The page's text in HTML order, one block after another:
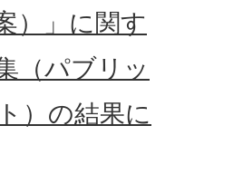
）」に関す
（パブリッ
）の結果に